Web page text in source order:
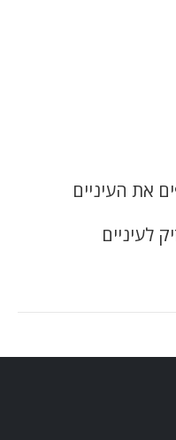
את העיניים
לעיניים